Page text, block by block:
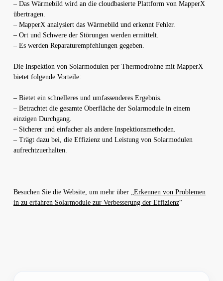
– Das Wärmebild wird an die cloudbasierte Plattform von MapperX
übertragen.
– MapperX analysiert das Wärmebild und erkennt Fehler.
– Ort und Schwere der Störungen werden ermittelt.
– Es werden Reparaturempfehlungen gegeben.
Die Inspektion von Solarmodulen per Thermodrohne mit MapperX
bietet folgende Vorteile:
– Bietet ein schnelleres und umfassenderes Ergebnis.
– Betrachtet die gesamte Oberfläche der Solarmodule in einem
einzigen Durchgang.
– Sicherer und einfacher als andere Inspektionsmethoden.
– Trägt dazu bei, die Effizienz und Leistung von Solarmodulen
aufrechtzuerhalten.
Besuchen Sie die Website, um mehr über „ Erkennen von Problemen
in zu erfahren Solarmodule zur Verbesserung der Effizienz“